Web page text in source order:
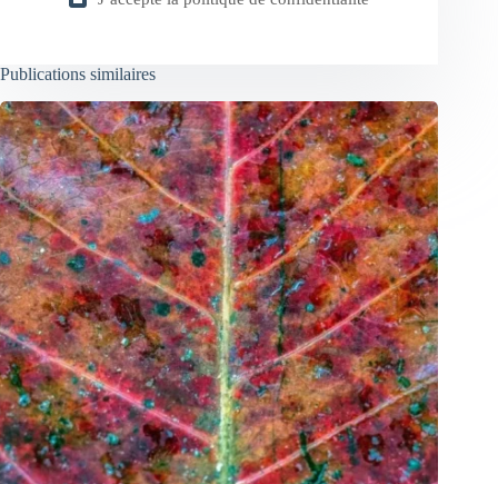
Publications similaires